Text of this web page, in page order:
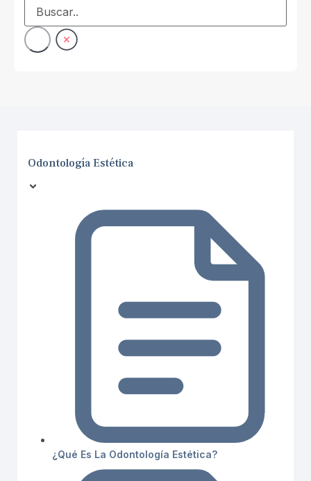
Odontología Estética
¿Qué Es La Odontología Estética?